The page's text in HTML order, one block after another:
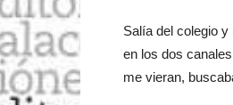
Salía del colegio
en los dos
me vieran,